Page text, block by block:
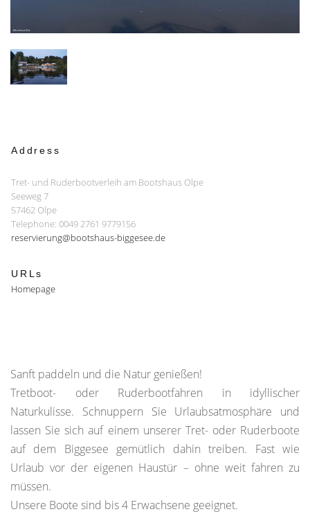
Address
Tret- und Ruderbootverleih am Bootshaus Olpe
Seeweg 7
57462 Olpe
Telephone: 0049 2761 9779156
reservierung@bootshaus-biggesee.de
URLs
Homepage
Sanft paddeln und die Natur genießen!
Tretboot- oder Ruderbootfahren in idyllischer
Naturkulisse. Schnuppern Sie Urlaubsatmosphäre und
lassen Sie sich auf einem unserer Tret- oder Ruderboote
auf dem Biggesee gemütlich dahin treiben. Fast wie
Urlaub vor der eigenen Haustür – ohne weit fahren zu
müssen.
Unsere Boote sind bis 4 Erwachsene geeignet.